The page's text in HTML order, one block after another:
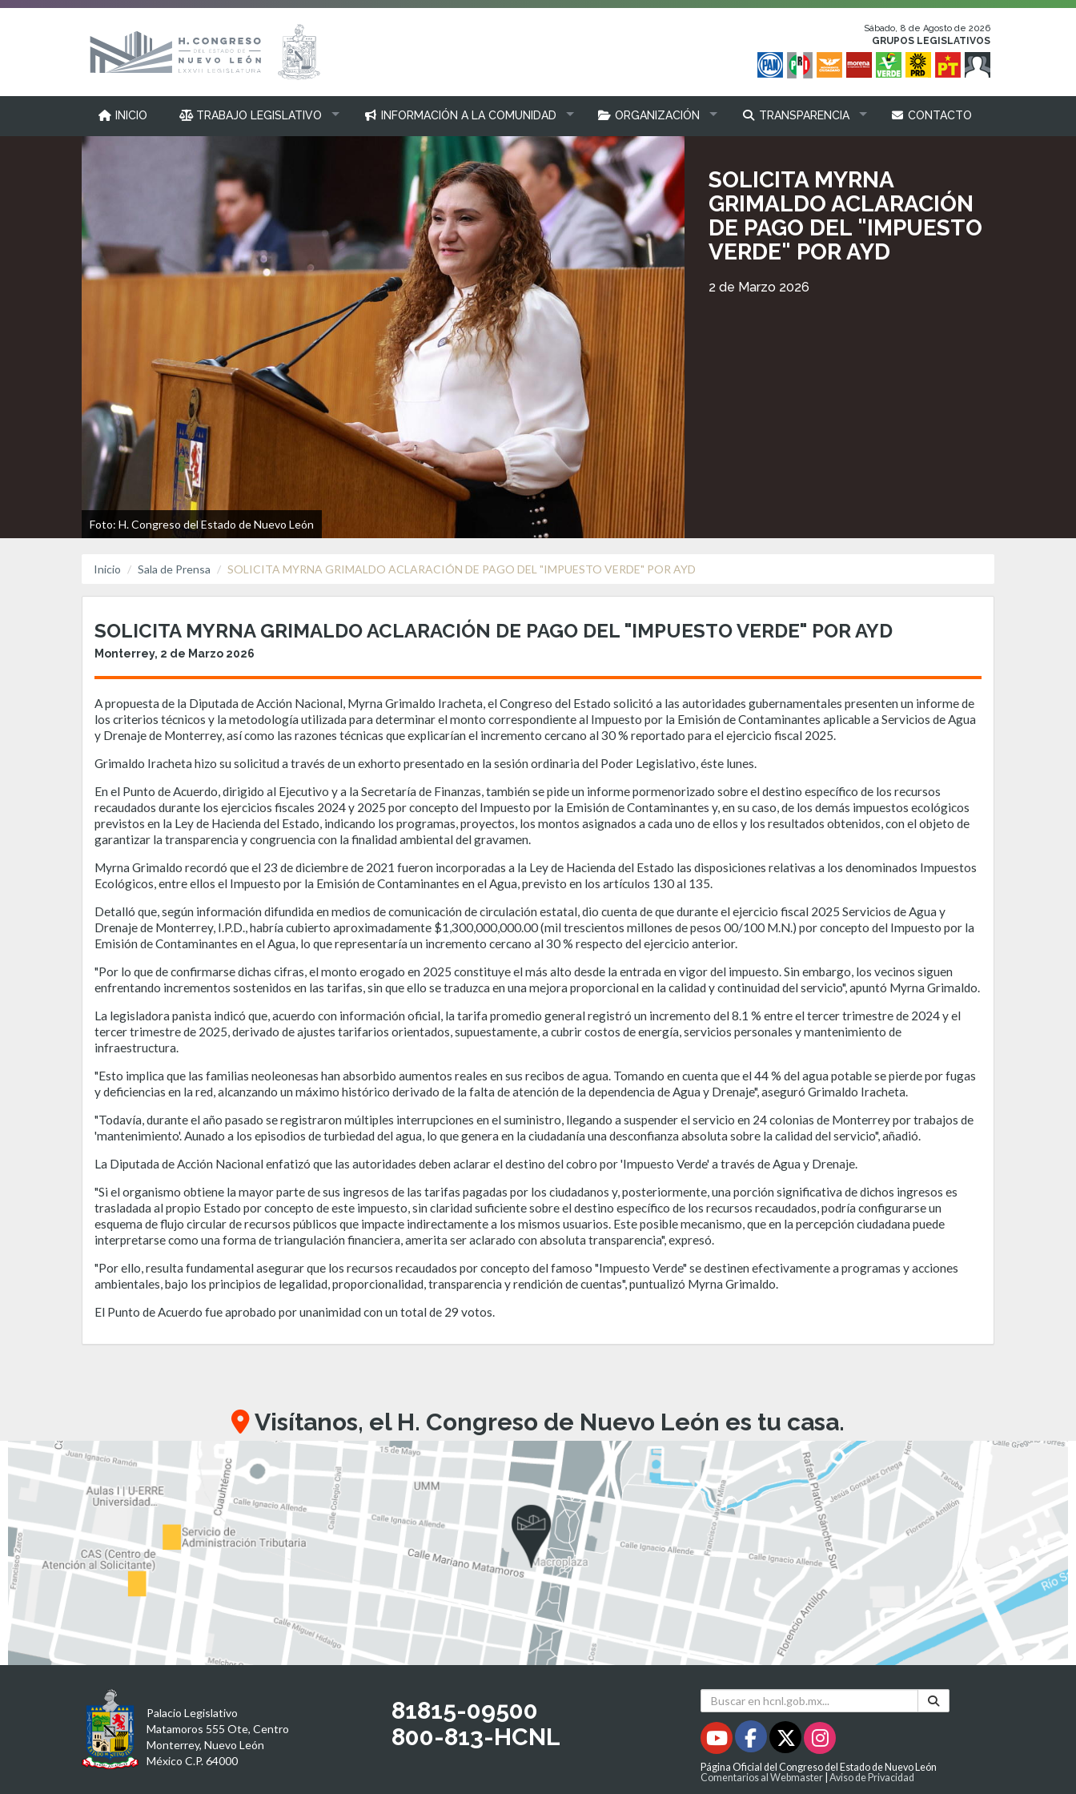
Sábado, 8 de Agosto de 2026
GRUPOS LEGISLATIVOS
INICIO TRABAJO LEGISLATIVO INFORMACIÓN A LA COMUNIDAD ORGANIZACIÓN TRANSPARENCIA CONTACTO
Foto: H. Congreso del Estado de Nuevo León
SOLICITA MYRNA
GRIMALDO ACLARACIÓN
DE PAGO DEL "IMPUESTO
VERDE" POR AYD
2 de Marzo 2026
Inicio Sala de Prensa SOLICITA MYRNA GRIMALDO ACLARACIÓN DE PAGO DEL "IMPUESTO VERDE" POR AYD
SOLICITA MYRNA GRIMALDO ACLARACIÓN DE PAGO DEL "IMPUESTO VERDE" POR AYD
Monterrey, 2 de Marzo 2026
A propuesta de la Diputada de Acción Nacional, Myrna Grimaldo Iracheta, el Congreso del Estado solicitó a las autoridades gubernamentales presenten un informe de
los criterios técnicos y la metodología utilizada para determinar el monto correspondiente al Impuesto por la Emisión de Contaminantes aplicable a Servicios de Agua
y Drenaje de Monterrey, así como las razones técnicas que explicarían el incremento cercano al 30 % reportado para el ejercicio fiscal 2025.
Grimaldo Iracheta hizo su solicitud a través de un exhorto presentado en la sesión ordinaria del Poder Legislativo, éste lunes.
En el Punto de Acuerdo, dirigido al Ejecutivo y a la Secretaría de Finanzas, también se pide un informe pormenorizado sobre el destino específico de los recursos
recaudados durante los ejercicios fiscales 2024 y 2025 por concepto del Impuesto por la Emisión de Contaminantes y, en su caso, de los demás impuestos ecológicos
previstos en la Ley de Hacienda del Estado, indicando los programas, proyectos, los montos asignados a cada uno de ellos y los resultados obtenidos, con el objeto de
garantizar la transparencia y congruencia con la finalidad ambiental del gravamen.
Myrna Grimaldo recordó que el 23 de diciembre de 2021 fueron incorporadas a la Ley de Hacienda del Estado las disposiciones relativas a los denominados Impuestos
Ecológicos, entre ellos el Impuesto por la Emisión de Contaminantes en el Agua, previsto en los artículos 130 al 135.
Detalló que, según información difundida en medios de comunicación de circulación estatal, dio cuenta de que durante el ejercicio fiscal 2025 Servicios de Agua y
Drenaje de Monterrey, I.P.D., habría cubierto aproximadamente $1,300,000,000.00 (mil trescientos millones de pesos 00/100 M.N.) por concepto del Impuesto por la
Emisión de Contaminantes en el Agua, lo que representaría un incremento cercano al 30 % respecto del ejercicio anterior.
"Por lo que de confirmarse dichas cifras, el monto erogado en 2025 constituye el más alto desde la entrada en vigor del impuesto. Sin embargo, los vecinos siguen
enfrentando incrementos sostenidos en las tarifas, sin que ello se traduzca en una mejora proporcional en la calidad y continuidad del servicio", apuntó Myrna Grimaldo.
La legisladora panista indicó que, acuerdo con información oficial, la tarifa promedio general registró un incremento del 8.1 % entre el tercer trimestre de 2024 y el
tercer trimestre de 2025, derivado de ajustes tarifarios orientados, supuestamente, a cubrir costos de energía, servicios personales y mantenimiento de
infraestructura.
"Esto implica que las familias neoleonesas han absorbido aumentos reales en sus recibos de agua. Tomando en cuenta que el 44 % del agua potable se pierde por fugas
y deficiencias en la red, alcanzando un máximo histórico derivado de la falta de atención de la dependencia de Agua y Drenaje", aseguró Grimaldo Iracheta.
"Todavía, durante el año pasado se registraron múltiples interrupciones en el suministro, llegando a suspender el servicio en 24 colonias de Monterrey por trabajos de
'mantenimiento'. Aunado a los episodios de turbiedad del agua, lo que genera en la ciudadanía una desconfianza absoluta sobre la calidad del servicio", añadió.
La Diputada de Acción Nacional enfatizó que las autoridades deben aclarar el destino del cobro por 'Impuesto Verde' a través de Agua y Drenaje.
"Si el organismo obtiene la mayor parte de sus ingresos de las tarifas pagadas por los ciudadanos y, posteriormente, una porción significativa de dichos ingresos es
trasladada al propio Estado por concepto de este impuesto, sin claridad suficiente sobre el destino específico de los recursos recaudados, podría configurarse un
esquema de flujo circular de recursos públicos que impacte indirectamente a los mismos usuarios. Este posible mecanismo, que en la percepción ciudadana puede
interpretarse como una forma de triangulación financiera, amerita ser aclarado con absoluta transparencia", expresó.
"Por ello, resulta fundamental asegurar que los recursos recaudados por concepto del famoso "Impuesto Verde" se destinen efectivamente a programas y acciones
ambientales, bajo los principios de legalidad, proporcionalidad, transparencia y rendición de cuentas", puntualizó Myrna Grimaldo.
El Punto de Acuerdo fue aprobado por unanimidad con un total de 29 votos.
Visítanos, el H. Congreso de Nuevo León es tu casa.
Palacio Legislativo
Matamoros 555 Ote, Centro
Monterrey, Nuevo León
México C.P. 64000
81815-09500
800-813-HCNL
Página Oficial del Congreso del Estado de Nuevo León
Comentarios al Webmaster |Aviso de Privacidad